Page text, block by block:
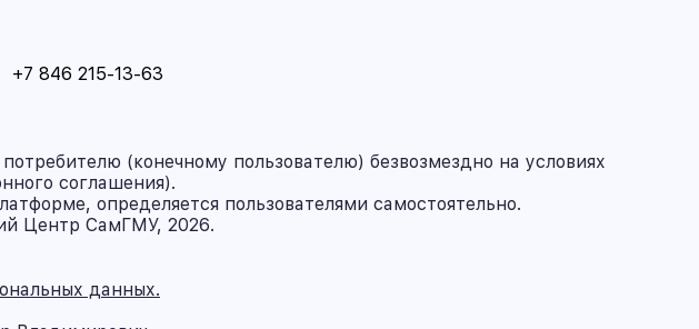
+7 846 215-13-63
(конечному пользователю) безвозмездно на условиях
соглашения).
определяется пользователями самостоятельно.
Центр СамГМУ, 2026.
данных.